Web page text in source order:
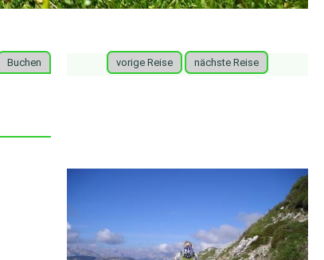
Buchen vorige Reise nächste Reise